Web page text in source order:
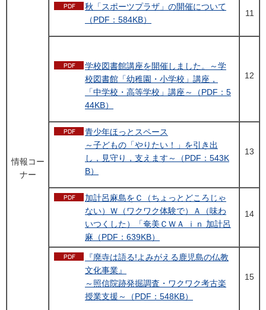
情報コー
ナー
秋「スポーツプラザ」の開催について
（PDF：584KB）
11
学校図書館講座を開催しました。～学
校図書館「幼稚園・小学校」講座，
「中学校・高等学校」講座～（PDF：5
44KB）
12
青少年ほっとスペース
～子どもの「やりたい！」を引き出
し，見守り，支えます～（PDF：543K
B）
13
加計呂麻島をＣ（ちょっとどころじゃ
ない）Ｗ（ワクワク体験で）Ａ（味わ
いつくした）「奄美ＣＷＡ ｉｎ 加計呂
麻（PDF：639KB）
14
『廃寺は語る!よみがえる鹿児島の仏教
文化事業』
～照信院跡発掘調査・ワクワク考古楽
授業支援～（PDF：548KB）
15